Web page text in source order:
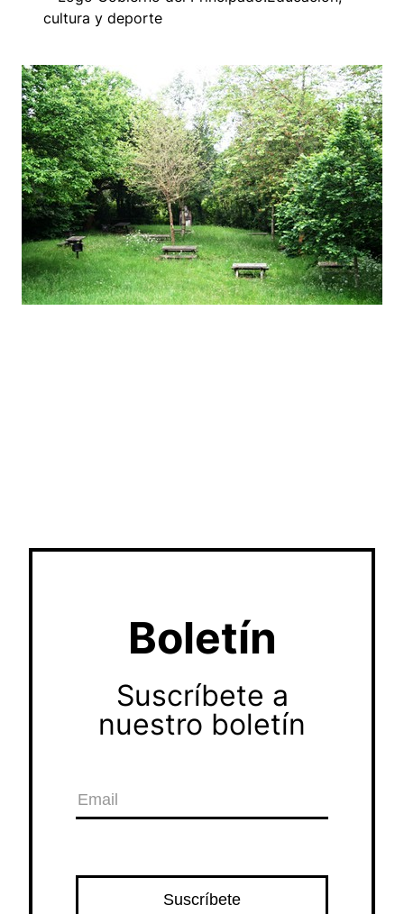
Boletín
Suscríbete a
nuestro boletín